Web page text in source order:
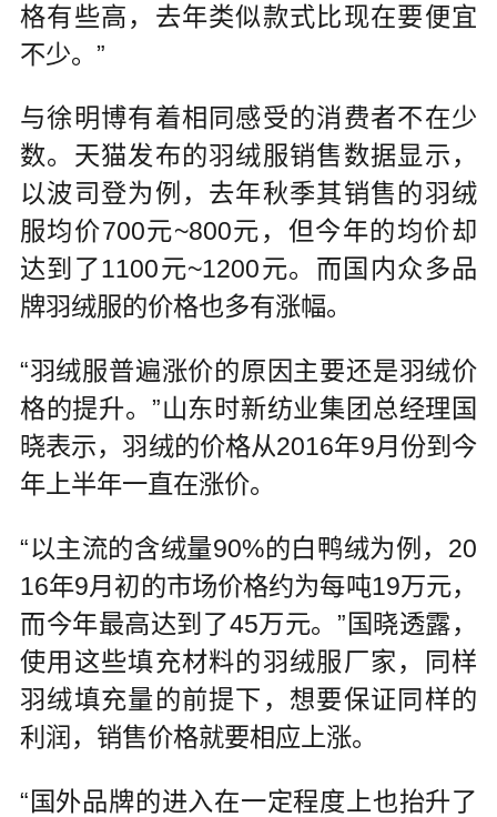
格有些高，去年类似款式比现在要便宜
不少。”
与徐明博有着相同感受的消费者不在少
数。天猫发布的羽绒服销售数据显示，
以波司登为例，去年秋季其销售的羽绒
服均价700元~800元，但今年的均价却
达到了1100元~1200元。而国内众多品
牌羽绒服的价格也多有涨幅。
“羽绒服普遍涨价的原因主要还是羽绒价
格的提升。”山东时新纺业集团总经理国
晓表示，羽绒的价格从2016年9月份到今
年上半年一直在涨价。
“以主流的含绒量90%的白鸭绒为例，20
16年9月初的市场价格约为每吨19万元，
而今年最高达到了45万元。”国晓透露，
使用这些填充材料的羽绒服厂家，同样
羽绒填充量的前提下，想要保证同样的
利润，销售价格就要相应上涨。
“国外品牌的进入在一定程度上也抬升了